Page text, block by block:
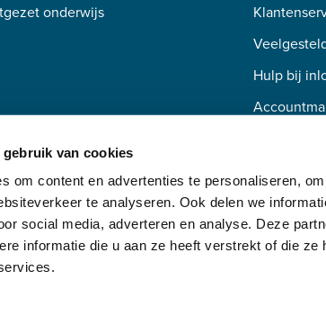
gebruik van cookies
om content en advertenties te personaliseren,
te analyseren. Ook delen we
social media, adverteren en analyse. Deze
informatie die u aan ze heeft verstrekt of die ze
onderwijs
Hulp bij